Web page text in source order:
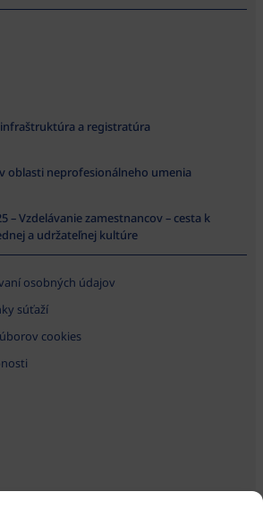
a registratúra
oblasti neprofesionálneho umenia
– Vzdelávanie zamestnancov – cesta k
a udržateľnej kultúre
osobných údajov
súťaží
cookies